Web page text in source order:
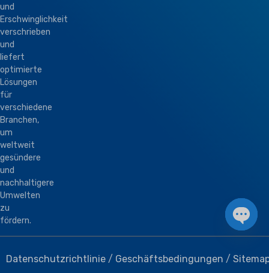
und
Erschwinglichkeit
verschrieben
und
liefert
optimierte
Lösungen
für
verschiedene
Branchen,
um
weltweit
gesündere
und
nachhaltigere
Umwelten
zu
fördern.
Datenschutzrichtlinie / Geschäftsbedingungen /
Open